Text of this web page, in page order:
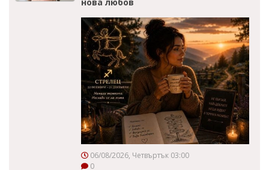
06/08/2026, Четвъртък 03:00
0